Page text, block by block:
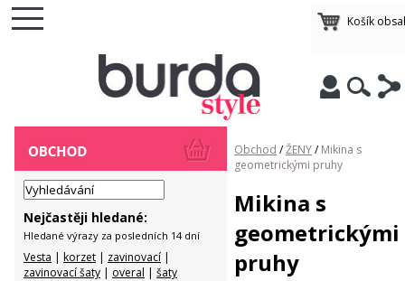
Košík
Nejčastěji hledané:
Hledané výrazy za posledních 14 dní
Vesta | korzet | zavinovací |
zavinovací šaty | overal | šaty
Obchod /ŽENY/ Mikina s
geometrickými pruhy
Mikina s
geometrickými
pruhy